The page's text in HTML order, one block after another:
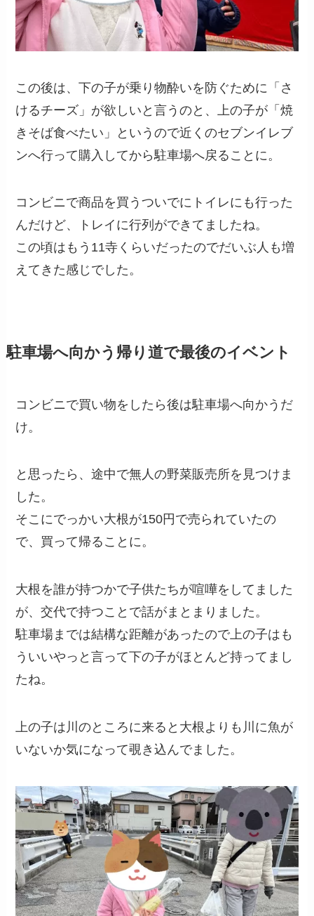
この後は、下の子が乗り物酔いを防ぐために「さ
けるチーズ」が欲しいと言うのと、上の子が「焼
きそば食べたい」というので近くのセブンイレブ
ンへ行って購入してから駐車場へ戻ることに。
コンビニで商品を買うついでにトイレにも行った
んだけど、トレイに行列ができてましたね。
この頃はもう11寺くらいだったのでだいぶ人も増
えてきた感じでした。
駐車場へ向かう帰り道で最後のイベント
コンビニで買い物をしたら後は駐車場へ向かうだ
け。
と思ったら、途中で無人の野菜販売所を見つけま
した。
そこにでっかい大根が150円で売られていたの
で、買って帰ることに。
大根を誰が持つかで子供たちが喧嘩をしてました
が、交代で持つことで話がまとまりました。
駐車場までは結構な距離があったので上の子はも
ういいやっと言って下の子がほとんど持ってまし
たね。
上の子は川のところに来ると大根よりも川に魚が
いないか気になって覗き込んでました。